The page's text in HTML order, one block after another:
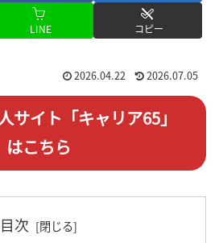
LINE コピー
2026.04.22 2026.07.05
サイト「キャリア65」
はこちら
目次